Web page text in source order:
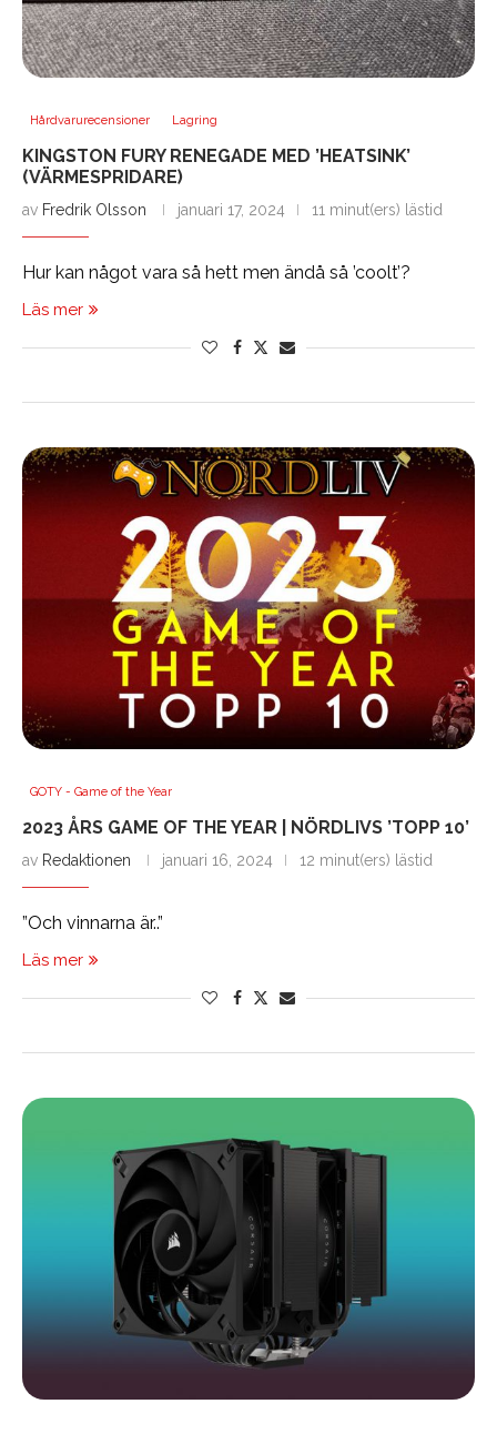
Hårdvarurecensioner Lagring
KINGSTON FURY RENEGADE MED ’HEATSINK’
(VÄRMESPRIDARE)
av Fredrik Olsson januari 17, 2024 11 minut(ers) lästid
Hur kan något vara så hett men ändå så ’coolt’?
Läs mer
GOTY - Game of the Year
2023 ÅRS GAME OF THE YEAR | NÖRDLIVS ’TOPP 10’
av Redaktionen januari 16, 2024 12 minut(ers) lästid
”Och vinnarna är..”
Läs mer